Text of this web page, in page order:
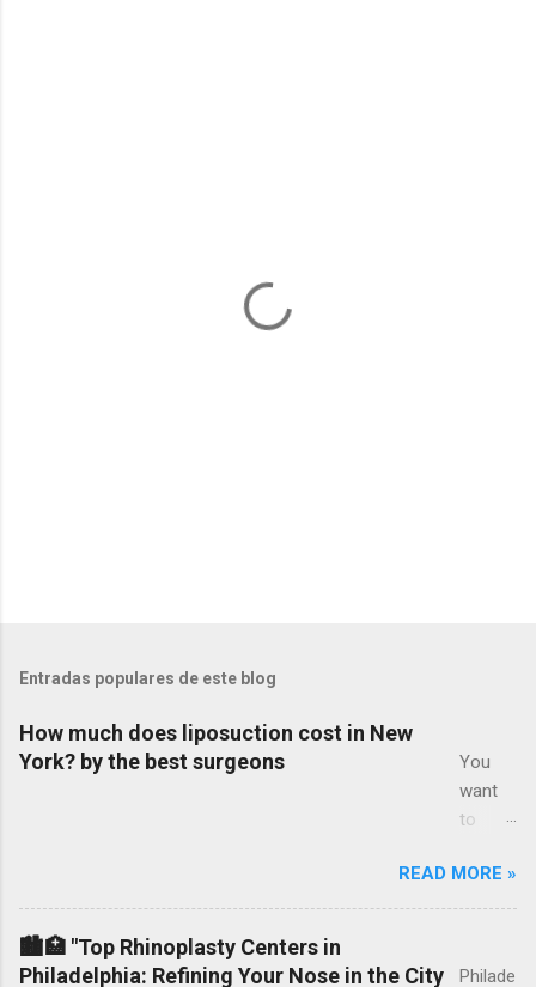
Entradas populares de este blog
How much does liposuction cost in New
York? by the best surgeons
You
want
to
how
much
READ MORE »
🏙️🏥 "Top Rhinoplasty Centers in
Philadelphia: Refining Your Nose in the City
Philade